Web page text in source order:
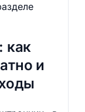
как
и